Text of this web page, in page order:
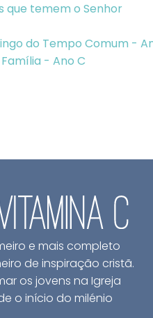
que temem o Senhor
do Tempo Comum -
- Ano C
e mais completo
de inspiração cristã.
os jovens na Igreja
o início do milénio